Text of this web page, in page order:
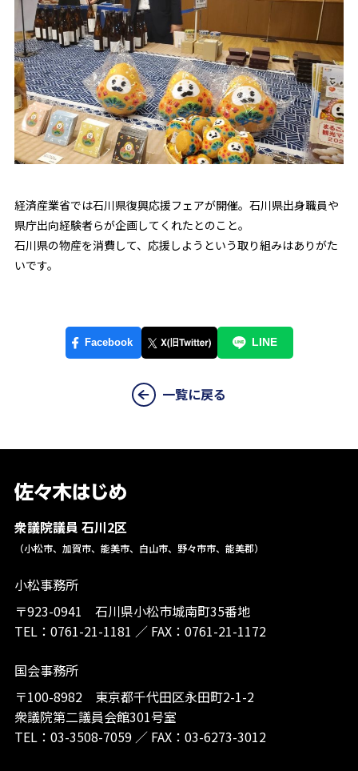
経済産業省では石川県復興応援フェアが開催。石川県出身職員や
県庁出向経験者らが企画してくれたとのこと。
石川県の物産を消費して、応援しようという取り組みはありがた
いです。
一覧に戻る
衆議院議員 石川2区
（小松市、加賀市、能美市、白山市、野々市市、能美郡）
小松事務所
〒923-0941 石川県小松市城南町35番地
TEL： 0761-21-1181 ／ FAX：0761-21-1172
国会事務所
〒100-8982 東京都千代田区永田町2-1-2
衆議院第二議員会館301号室
TEL： 03-3508-7059／ FAX：03-6273-3012